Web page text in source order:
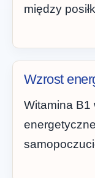
między
Wzrost
Witamina B1